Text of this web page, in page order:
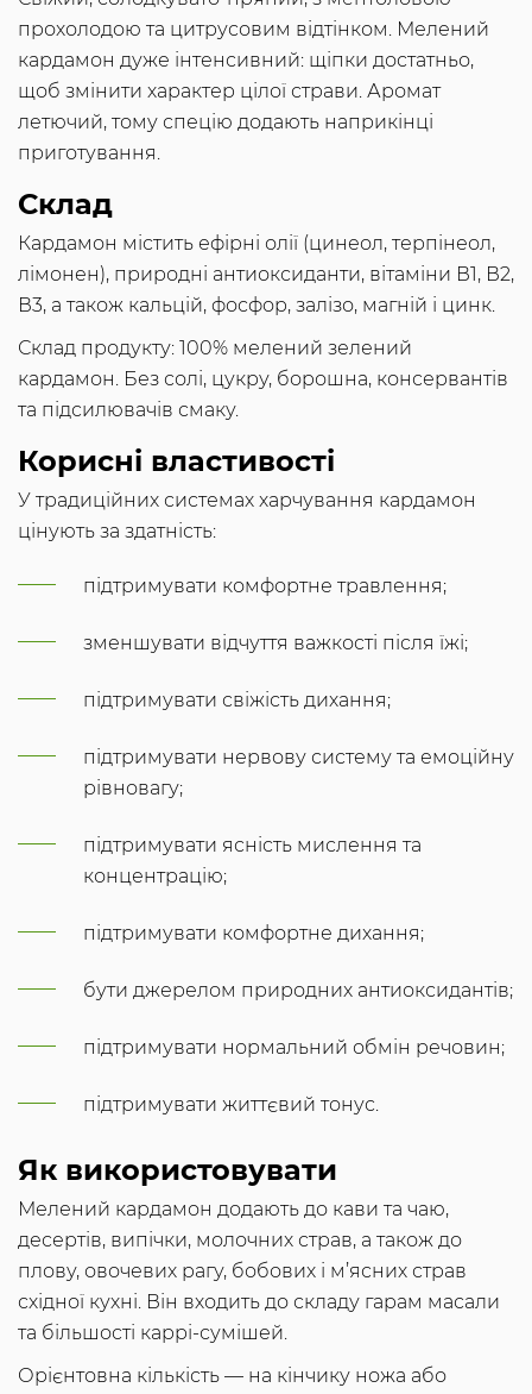
прохолодою та цитрусовим відтінком. Мелений
кардамон дуже інтенсивний: щіпки достатньо,
щоб змінити характер цілої страви. Аромат
летючий, тому спецію додають наприкінці
приготування.
Склад
Кардамон містить ефірні олії (цинеол, терпінеол,
лімонен), природні антиоксиданти, вітаміни В1, В2,
В3, а також кальцій, фосфор, залізо, магній і цинк.
Склад продукту: 100% мелений зелений
кардамон. Без солі, цукру, борошна, консервантів
та підсилювачів смаку.
Корисні властивості
У традиційних системах харчування кардамон
цінують за здатність:
підтримувати комфортне травлення;
зменшувати відчуття важкості після їжі;
підтримувати свіжість дихання;
підтримувати нервову систему та емоційну
рівновагу;
підтримувати ясність мислення та
концентрацію;
підтримувати комфортне дихання;
бути джерелом природних антиоксидантів;
підтримувати нормальний обмін речовин;
підтримувати життєвий тонус.
Як використовувати
Мелений кардамон додають до кави та чаю,
десертів, випічки, молочних страв, а також до
плову, овочевих рагу, бобових і м’ясних страв
східної кухні. Він входить до складу гарам масали
та більшості каррі-сумішей.
Орієнтовна кількість — на кінчику ножа або